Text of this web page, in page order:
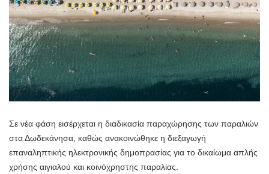
Σε νέα φάση εισέρχεται η διαδικασία παραχώρησης των παραλιών
στα Δωδεκάνησα, καθώς ανακοινώθηκε η διεξαγωγή
επαναληπτικής ηλεκτρονικής δημοπρασίας για το δικαίωμα απλής
χρήσης αιγιαλού και κοινόχρηστης παραλίας.